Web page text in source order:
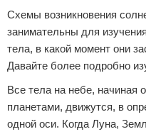
Схемы возникновения
занимательны для
тела, в какой момент они
Давайте более подробно
Все тела на небе, начиная
планетами, движутся, в
одной оси. Когда Луна,